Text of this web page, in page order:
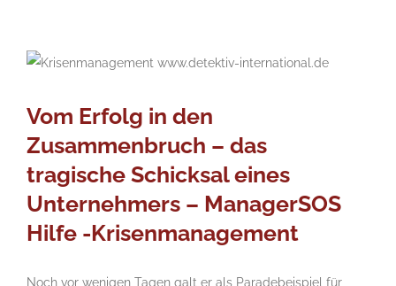
Vom Erfolg in den
Zusammenbruch – das
tragische Schicksal eines
Unternehmers – ManagerSOS
Hilfe -Krisenmanagement
Noch vor wenigen Tagen galt er als Paradebeispiel für